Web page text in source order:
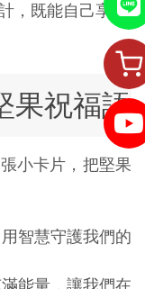
，既能自己享
果祝福語
小卡片，把堅果
智慧守護我們的
能量，讓我們在